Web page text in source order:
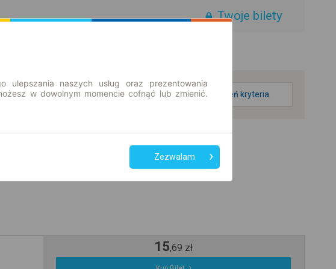
Twoje bilety
zmień kryteria
15,69 zł
naszych usług oraz prezentowania
w dowolnym momencie cofnąć lub zmienić.
Zezwalam